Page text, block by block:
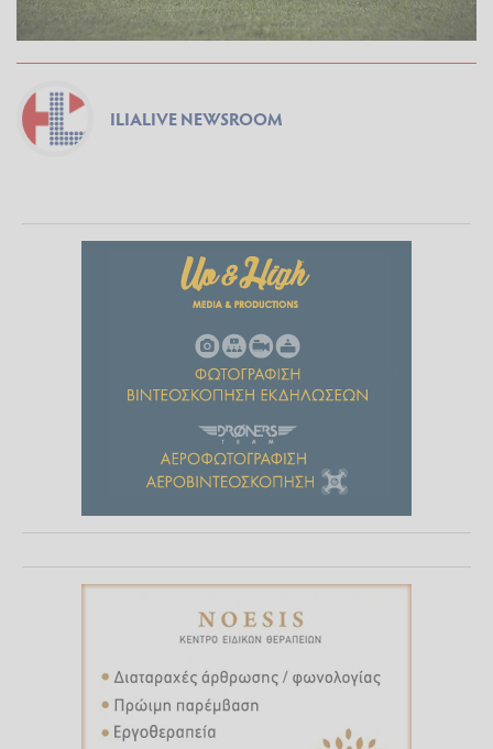
ILIALIVE NEWSROOM